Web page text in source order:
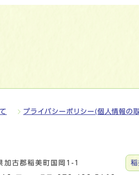
プライバシーポリシー(個人情報の
古郡稲美町国岡1-1